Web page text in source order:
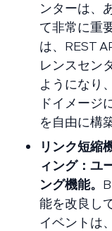
ンターは、
て非常に重
は、REST
レンスセン
ようになり
ドイメージ
を自由に構
リンク短縮
ィング：ユ
ング機能。
能を改良し
イベントは